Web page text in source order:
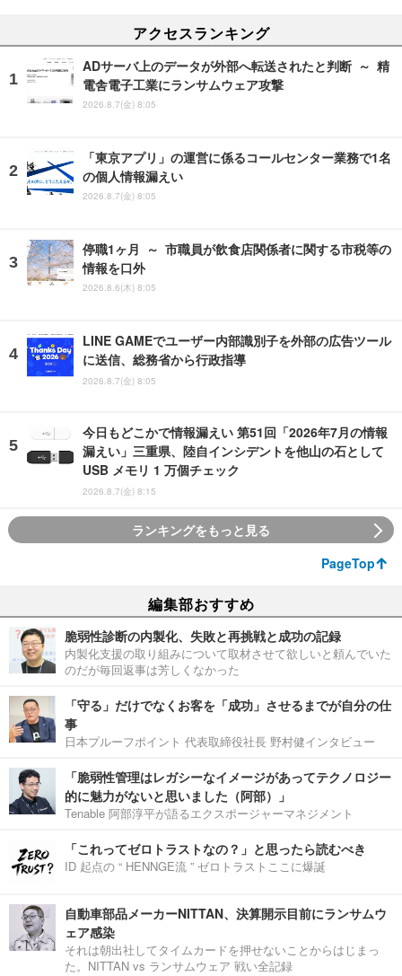
アクセスランキング
ADサーバ上のデータが外部へ転送されたと判断 ～ 精
電舎電子工業にランサムウェア攻撃
2026.8.7(金) 8:05
「東京アプリ」の運営に係るコールセンター業務で1名
の個人情報漏えい
2026.8.7(金) 8:05
停職1ヶ月 ～ 市職員が飲食店関係者に関する市税等の
情報を口外
2026.8.6(木) 8:05
LINE GAMEでユーザー内部識別子を外部の広告ツール
に送信、総務省から行政指導
2026.8.7(金) 8:05
今日もどこかで情報漏えい 第51回「2026年7月の情報
漏えい」三重県、陸自インシデントを他山の石として
USB メモリ 1 万個チェック
2026.8.7(金) 8:15
ランキングをもっと見る
PageTop
編集部おすすめ
脆弱性診断の内製化、失敗と再挑戦と成功の記録
内製化支援の取り組みについて取材させて欲しいと頼んでいた
のだが毎回返事は芳しくなかった
「守る」だけでなくお客を「成功」させるまでが自分の仕
事
日本プルーフポイント 代表取締役社長 野村健インタビュー
「脆弱性管理はレガシーなイメージがあってテクノロジー
的に魅力がないと思いました（阿部）」
Tenable 阿部淳平が語るエクスポージャーマネジメント
「これってゼロトラストなの？」と思ったら読むべき
ID 起点の “ HENNGE流 ” ゼロトラストここに爆誕
自動車部品メーカーNITTAN、決算開示目前にランサムウ
ェア感染
それは朝出社してタイムカードを押せないことからはじまっ
た。NITTAN vs ランサムウェア 戦い全記録